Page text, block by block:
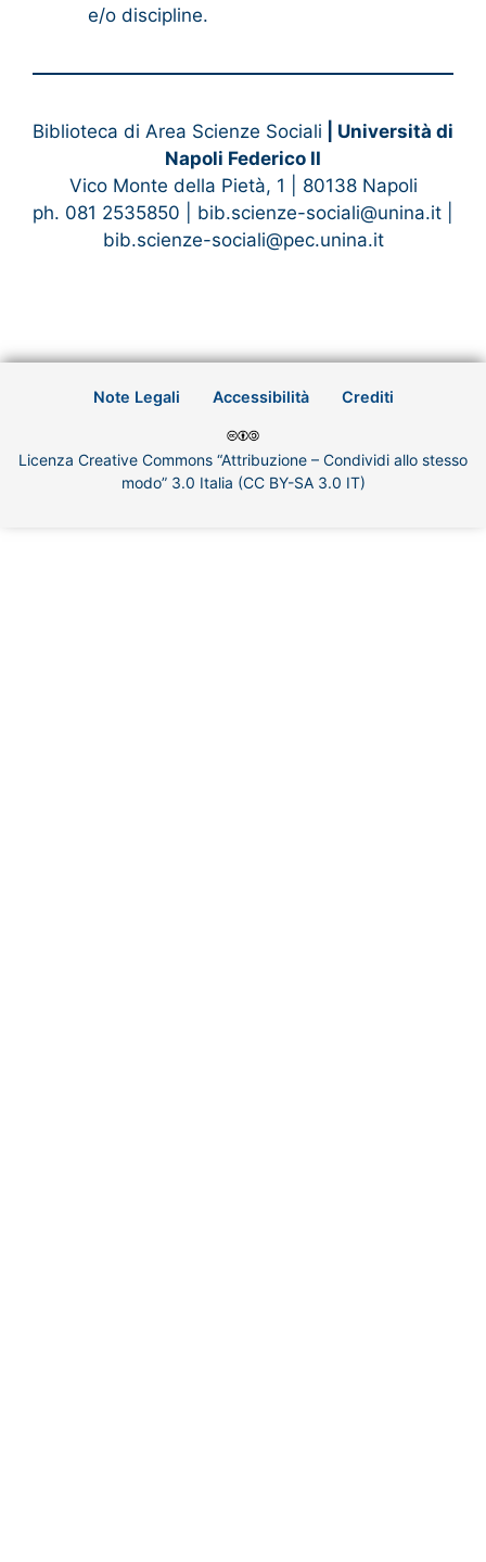
e/o discipline.
Biblioteca di Area Scienze Sociali | Università di
Napoli Federico II
Vico Monte della Pietà, 1 | 80138 Napoli
ph. 081 2535850 | bib.scienze-sociali@unina.it |
bib.scienze-sociali@pec.unina.it
Note Legali Accessibilità Crediti
Licenza Creative Commons “Attribuzione – Condividi allo stesso
modo” 3.0 Italia (CC BY-SA 3.0 IT)